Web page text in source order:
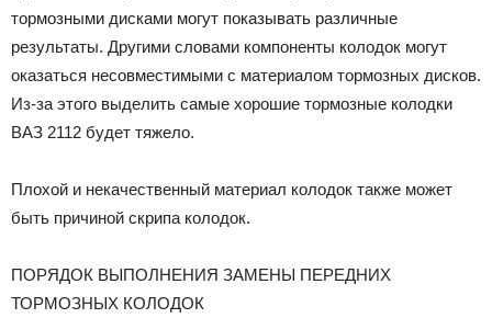
тормозными дисками могут показывать различные
результаты. Другими словами компоненты колодок могут
оказаться несовместимыми с материалом тормозных дисков.
Из-за этого выделить самые хорошие тормозные колодки
ВАЗ 2112 будет тяжело.
Плохой и некачественный материал колодок также может
быть причиной скрипа колодок.
ПОРЯДОК ВЫПОЛНЕНИЯ ЗАМЕНЫ ПЕРЕДНИХ
ТОРМОЗНЫХ КОЛОДОК